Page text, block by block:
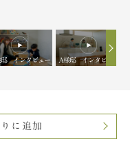
邸 インタビュー A様邸 インタビュー
に追加